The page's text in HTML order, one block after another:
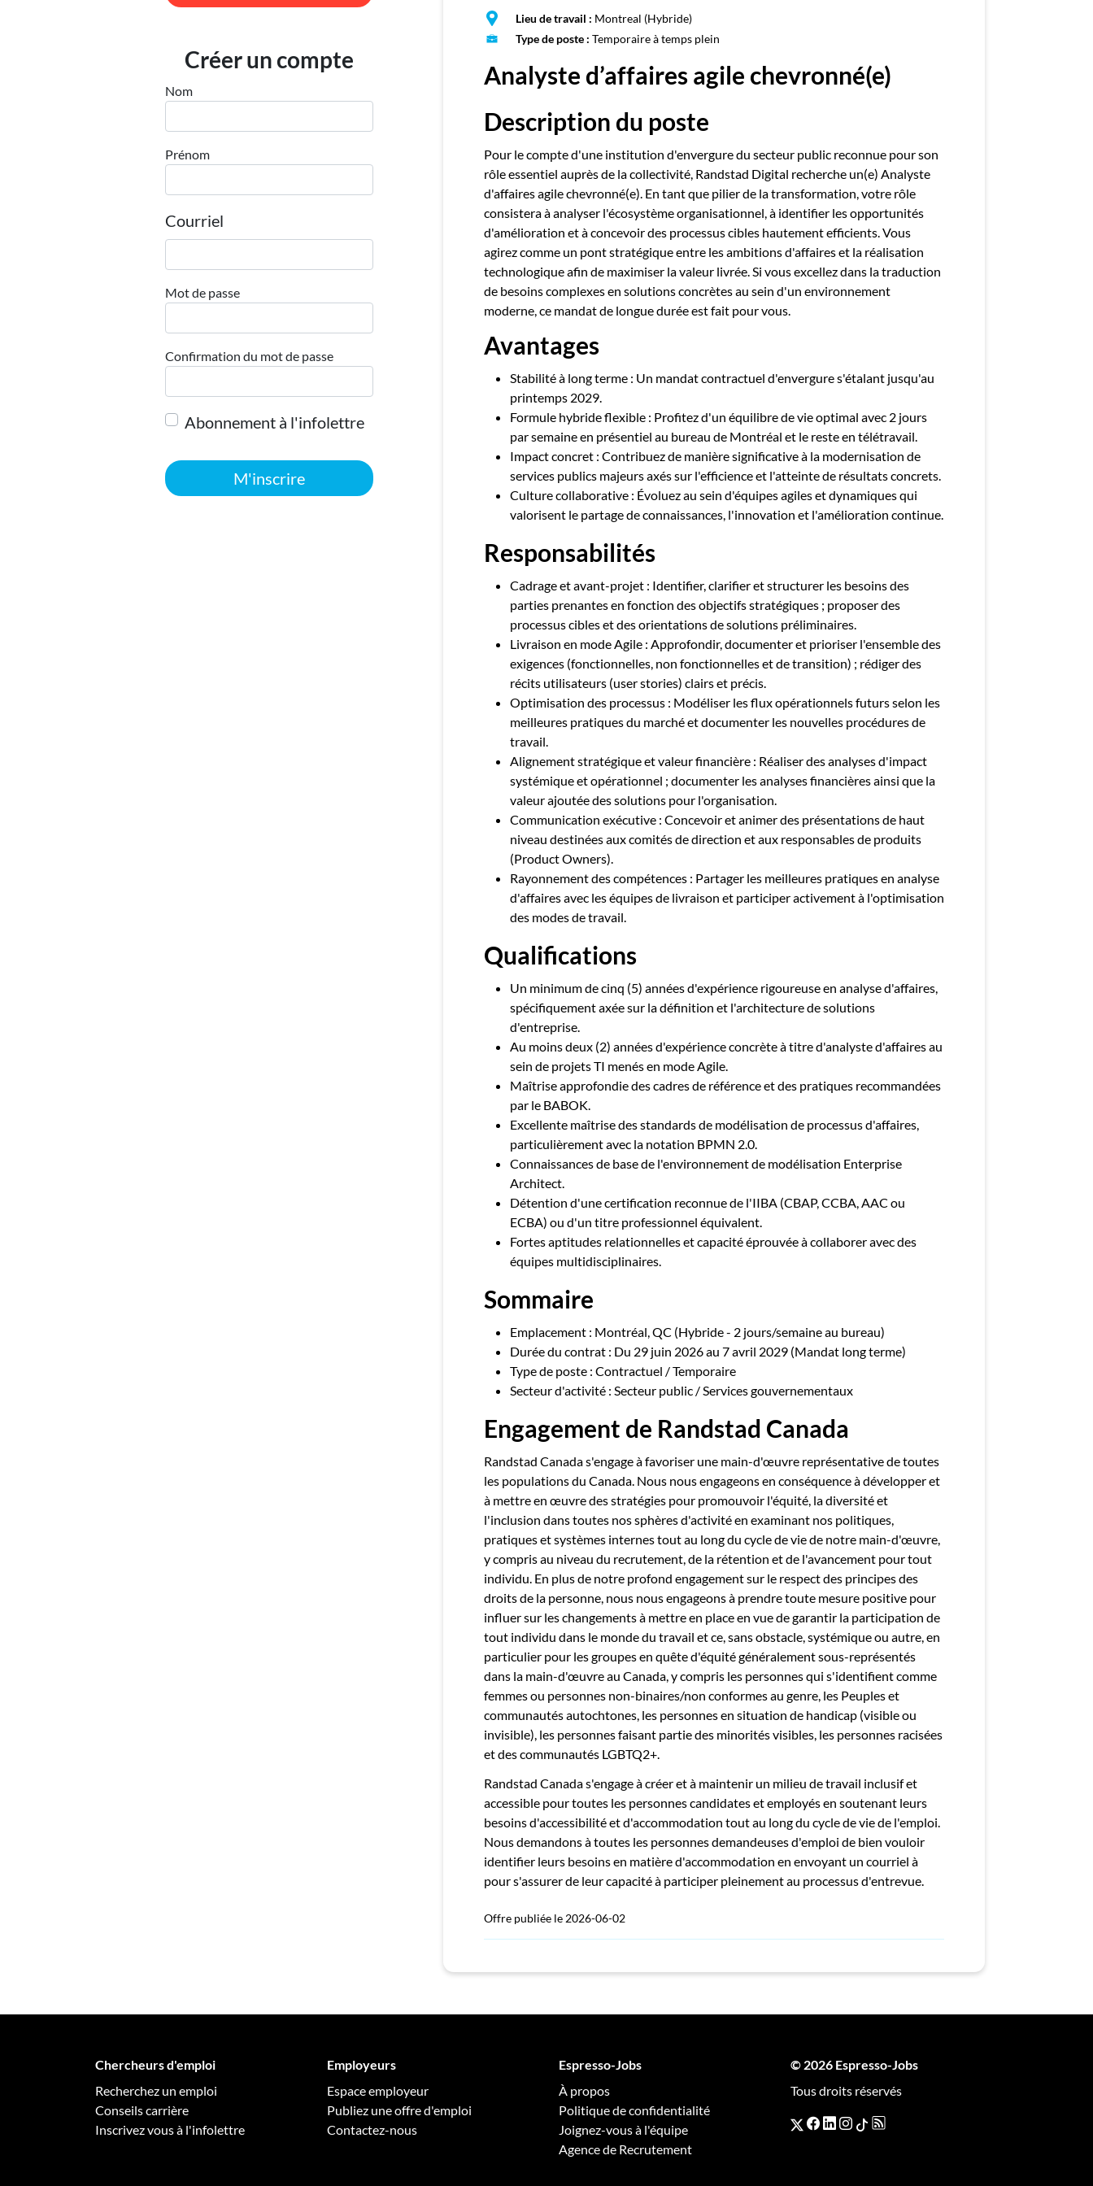
Publiez une offre d'emploi
Créer un compte
Nom
Prénom
Courriel
Mot de passe
Confirmation du mot de passe
Abonnement à l'infolettre
M'inscrire
Lieu de travail : Montreal (Hybride)
Type de poste : Temporaire à temps plein
Analyste d’affaires agile chevronné(e)
Description du poste
Pour le compte d'une institution d'envergure du secteur public reconnue pour son
rôle essentiel auprès de la collectivité, Randstad Digital recherche un(e) Analyste
d'affaires agile chevronné(e). En tant que pilier de la transformation, votre rôle
consistera à analyser l'écosystème organisationnel, à identifier les opportunités
d'amélioration et à concevoir des processus cibles hautement efficients. Vous
agirez comme un pont stratégique entre les ambitions d'affaires et la réalisation
technologique afin de maximiser la valeur livrée. Si vous excellez dans la traduction
de besoins complexes en solutions concrètes au sein d'un environnement
moderne, ce mandat de longue durée est fait pour vous.
Avantages
Stabilité à long terme : Un mandat contractuel d'envergure s'étalant jusqu'au
printemps 2029.
Formule hybride flexible : Profitez d'un équilibre de vie optimal avec 2 jours
par semaine en présentiel au bureau de Montréal et le reste en télétravail.
Impact concret : Contribuez de manière significative à la modernisation de
services publics majeurs axés sur l'efficience et l'atteinte de résultats concrets.
Culture collaborative : Évoluez au sein d'équipes agiles et dynamiques qui
valorisent le partage de connaissances, l'innovation et l'amélioration continue.
Responsabilités
Cadrage et avant-projet : Identifier, clarifier et structurer les besoins des
parties prenantes en fonction des objectifs stratégiques ; proposer des
processus cibles et des orientations de solutions préliminaires.
Livraison en mode Agile : Approfondir, documenter et prioriser l'ensemble des
exigences (fonctionnelles, non fonctionnelles et de transition) ; rédiger des
récits utilisateurs (user stories) clairs et précis.
Optimisation des processus : Modéliser les flux opérationnels futurs selon les
meilleures pratiques du marché et documenter les nouvelles procédures de
travail.
Alignement stratégique et valeur financière : Réaliser des analyses d'impact
systémique et opérationnel ; documenter les analyses financières ainsi que la
valeur ajoutée des solutions pour l'organisation.
Communication exécutive : Concevoir et animer des présentations de haut
niveau destinées aux comités de direction et aux responsables de produits
(Product Owners).
Rayonnement des compétences : Partager les meilleures pratiques en analyse
d'affaires avec les équipes de livraison et participer activement à l'optimisation
des modes de travail.
Qualifications
Un minimum de cinq (5) années d'expérience rigoureuse en analyse d'affaires,
spécifiquement axée sur la définition et l'architecture de solutions
d'entreprise.
Au moins deux (2) années d'expérience concrète à titre d'analyste d'affaires au
sein de projets TI menés en mode Agile.
Maîtrise approfondie des cadres de référence et des pratiques recommandées
par le BABOK.
Excellente maîtrise des standards de modélisation de processus d'affaires,
particulièrement avec la notation BPMN 2.0.
Connaissances de base de l'environnement de modélisation Enterprise
Architect.
Détention d'une certification reconnue de l'IIBA (CBAP, CCBA, AAC ou
ECBA) ou d'un titre professionnel équivalent.
Fortes aptitudes relationnelles et capacité éprouvée à collaborer avec des
équipes multidisciplinaires.
Sommaire
Emplacement : Montréal, QC (Hybride - 2 jours/semaine au bureau)
Durée du contrat : Du 29 juin 2026 au 7 avril 2029 (Mandat long terme)
Type de poste : Contractuel / Temporaire
Secteur d'activité : Secteur public / Services gouvernementaux
Engagement de Randstad Canada
Randstad Canada s'engage à favoriser une main-d'œuvre représentative de toutes
les populations du Canada. Nous nous engageons en conséquence à développer et
à mettre en œuvre des stratégies pour promouvoir l'équité, la diversité et
l'inclusion dans toutes nos sphères d'activité en examinant nos politiques,
pratiques et systèmes internes tout au long du cycle de vie de notre main-d'œuvre,
y compris au niveau du recrutement, de la rétention et de l'avancement pour tout
individu. En plus de notre profond engagement sur le respect des principes des
droits de la personne, nous nous engageons à prendre toute mesure positive pour
influer sur les changements à mettre en place en vue de garantir la participation de
tout individu dans le monde du travail et ce, sans obstacle, systémique ou autre, en
particulier pour les groupes en quête d'équité généralement sous-représentés
dans la main-d'œuvre au Canada, y compris les personnes qui s'identifient comme
femmes ou personnes non-binaires/non conformes au genre, les Peuples et
communautés autochtones, les personnes en situation de handicap (visible ou
invisible), les personnes faisant partie des minorités visibles, les personnes racisées
et des communautés LGBTQ2+.
Randstad Canada s'engage à créer et à maintenir un milieu de travail inclusif et
accessible pour toutes les personnes candidates et employés en soutenant leurs
besoins d'accessibilité et d'accommodation tout au long du cycle de vie de l'emploi.
Nous demandons à toutes les personnes demandeuses d'emploi de bien vouloir
identifier leurs besoins en matière d'accommodation en envoyant un courriel à
pour s'assurer de leur capacité à participer pleinement au processus d'entrevue.
Offre publiée le 2026-06-02
Chercheurs d'emploi
Recherchez un emploi
Conseils carrière
Inscrivez vous à l'infolettre
Employeurs
Espace employeur
Publiez une offre d'emploi
Contactez-nous
Espresso-Jobs
À propos
Politique de confidentialité
Joignez-vous à l'équipe
Agence de Recrutement
© 2026 Espresso-Jobs
Tous droits réservés